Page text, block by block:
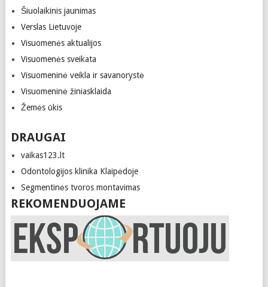
Šiuolaikinis jaunimas
Verslas Lietuvoje
Visuomenės aktualijos
Visuomenės sveikata
Visuomeninė veikla ir savanorystė
Visuomeninė žiniasklaida
Žemės ūkis
DRAUGAI
vaikas123.lt
Odontologijos klinika Klaipėdoje
Segmentinės tvoros montavimas
REKOMENDUOJAME